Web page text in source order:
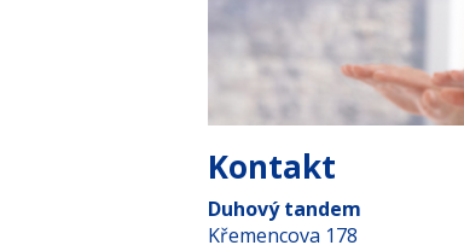
Kontakt
Duhový tandem
Křemencova 178